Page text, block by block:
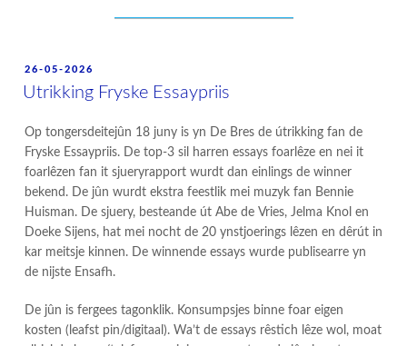
POSTED
ON
26-05-2026
Utrikking Fryske Essaypriis
Op tongersdeitejûn 18 juny is yn De Bres de útrikking fan de
Fryske Essaypriis. De top-3 sil harren essays foarlêze en nei it
foarlêzen fan it sjueryrapport wurdt dan einlings de winner
bekend. De jûn wurdt ekstra feestlik mei muzyk fan Bennie
Huisman. De sjuery, besteande út Abe de Vries, Jelma Knol en
Doeke Sijens, hat mei nocht de 20 ynstjoerings lêzen en dêrút in
kar meitsje kinnen. De winnende essays wurde publisearre yn
de nijste Ensafh.
De jûn is fergees tagonklik. Konsumpsjes binne foar eigen
kosten (leafst pin/digitaal). Wa’t de essays rêstich lêze wol, moat